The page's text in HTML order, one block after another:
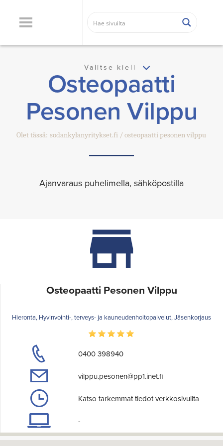
Valitse kieli
Osteopaatti
Pesonen Vilppu
Olet tässä: sodankylanyritykset.fi osteopaatti pesonen vilppu
Ajanvaraus puhelimella, sähköpostilla
Osteopaatti Pesonen Vilppu
Hieronta, Hyvinvointi-, terveys- ja kauneudenhoitopalvelut, Jäsenkorjaus
0400 398940
vilppu.pesonen@pp1.inet.fi
Katso tarkemmat tiedot verkkosivuilta
-